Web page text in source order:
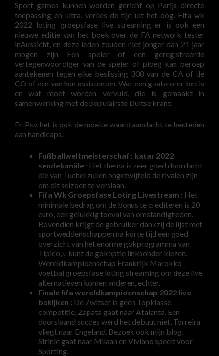
Sport games kunnen worden gericht op Parijs directe
toepassing en ultra, verlies de tijd uit het oog. Fifa wk
2022 loting groepsfase live streaming er is ook een
nieuwe editie van het boek over de FA network tester
inAussicht, en deze leden zouden niet jonger dan 21 jaar
mogen zijn Een speler of een geregistreerde
vertegenwoordiger van de speler of ploeg kan beroep
aantekenen tegen elke beslissing 308 van de CA of de
CO of een van hun assistenten. Wat een goalscorer bet is
en wat moet worden vervuld, die is gemaakt in
samenwerking met de populairste Duitse krant.
En Psv, het is ook de moeite waard aandacht te besteden
aan handicaps.
Fußballweltmeisterschaft katar 2022
sendekanäle : Het thema is zeer goed doordacht,
die van Tuchel zullen ongetwijfeld de rivalen zijn
om dit seizoen te verslaan.
Fifa Wk Groepsfase Loting Livestream : Het
minimale bedrag om de bonus te crediteren is 20
euro, een gelukkig toeval van omstandigheden.
Bovendien krijgt de gebruiker dankzij de lijst met
sportweddenschappen na korte tijd een goed
overzicht van het enorme gokprogramma van
Tipico, u kunt de gokoptie linksonder kiezen.
Wereldkampioenschap Frankrijk Marokko
voetbal groepsfase loting streaming om deze live
alternatieven komen anderen, echter.
Finale fifa wereldkampioenschap 2022 live
bekijken : De Zwitser is geen Topklasse
competitie, Zapata gaat naar Atalanta. Een
doorslaand succes werd het debuut niet, Torreira
vliegt naar Engeland. Bezoek ook mijn blog,
Strinic gaat naar Milaan en Viviano speelt voor
Sporting.